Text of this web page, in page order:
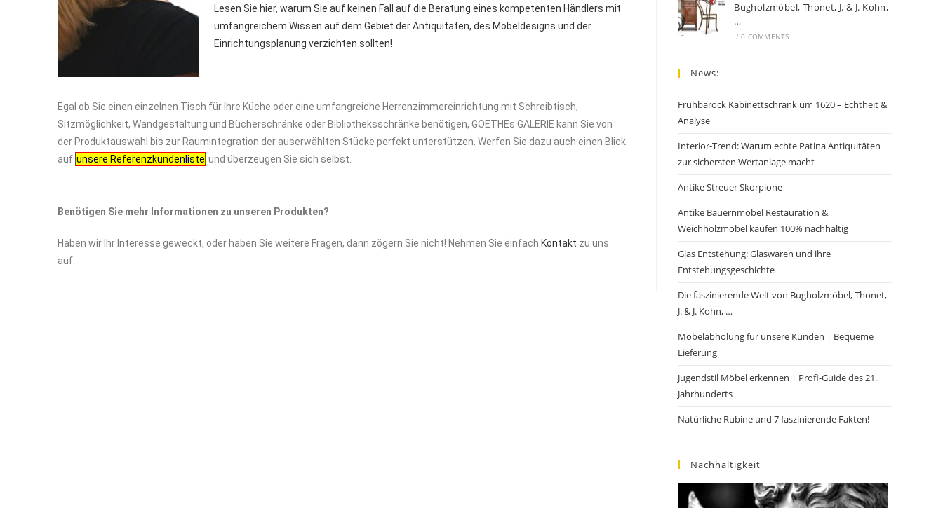
Lesen Sie hier, warum Sie auf keinen Fall auf die Beratung eines kompetenten Händlers mit
umfangreichem Wissen auf dem Gebiet der Antiquitäten, des Möbeldesigns und der
Einrichtungsplanung verzichten sollten!
Egal ob Sie einen einzelnen Tisch für Ihre Küche oder eine umfangreiche Herrenzimmereinrichtung mit Schreibtisch,
Sitzmöglichkeit, Wandgestaltung und Bücherschränke oder Bibliotheksschränke benötigen, GOETHEs GALERIE kann Sie von
der Produktauswahl bis zur Raumintegration der auserwählten Stücke perfekt unterstützen. Werfen Sie dazu auch einen Blick
auf unsere Referenzkundenliste und überzeugen Sie sich selbst.
Benötigen Sie mehr Informationen zu unseren Produkten?
Haben wir Ihr Interesse geweckt, oder haben Sie weitere Fragen, dann zögern Sie nicht! Nehmen Sie einfach Kontakt zu uns
auf.
Bugholzmöbel, Thonet, J. & J. Kohn,
…
/ 0 COMMENTS
News:
Frühbarock Kabinettschrank um 1620 – Echtheit &
Analyse
Interior-Trend: Warum echte Patina Antiquitäten
zur sichersten Wertanlage macht
Antike Streuer Skorpione
Antike Bauernmöbel Restauration &
Weichholzmöbel kaufen 100% nachhaltig
Glas Entstehung: Glaswaren und ihre
Entstehungsgeschichte
Die faszinierende Welt von Bugholzmöbel, Thonet,
J. & J. Kohn, …
Möbelabholung für unsere Kunden | Bequeme
Lieferung
Jugendstil Möbel erkennen | Profi-Guide des 21.
Jahrhunderts
Natürliche Rubine und 7 faszinierende Fakten!
Nachhaltigkeit